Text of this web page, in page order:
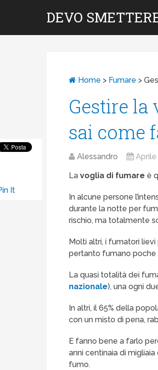
DEVO
Home > Fumare >
Gestire la
sai come
Alessandro Aprile
Lavoglia di fumare è
In alcune persone
durante la notte per
rischio, ma totalmente
Molti altri, i fumatori
pertanto fumano poche
La quasi totalità dei
nazionale), una ogni
In altri, il 65% della
con un misto di pena,
E fanno bene a farlo
anni centinaia di
fumo.
It